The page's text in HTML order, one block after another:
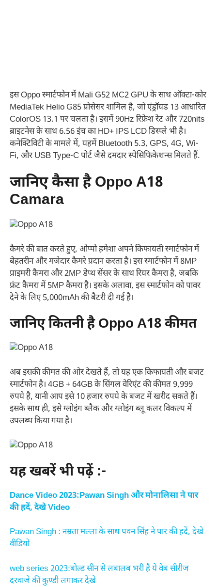
इस Oppo स्मार्टफोन में Mali G52 MC2 GPU के साथ ऑक्टा-कोर
MediaTek Helio G85 प्रोसेसर शामिल है, जो एंड्रॉयड 13 आधारित
ColorOS 13.1 पर चलता है। इसमें 90Hz रिफ्रेश रेट और 720nits
ब्राइटनेस के साथ 6.56 इंच का HD+ IPS LCD डिस्प्ले भी है।
कनेक्टिविटी के मामले में, यहमें Bluetooth 5.3, GPS, 4G, Wi-
Fi, और USB Type-C पोर्ट जैसे दमदार स्पेसिफिकेशन्स मिलते हैं.
जानिए कैसा है Oppo A18
Camara
कैमरे की बात करते हुए, ओप्पो हमेशा अपने किफायती स्मार्टफोन में
बेहतरीन और मजेदार कैमरे प्रदान करता है। इस स्मार्टफोन में 8MP
प्राइमरी कैमरा और 2MP डेप्थ सेंसर के साथ रियर कैमरा है, जबकि
फ्रंट कैमरा में 5MP कैमरा है। इसके अलावा, इस स्मार्टफोन को पावर
देने के लिए 5,000mAh की बैटरी दी गई है।
जानिए कितनी है Oppo A18 कीमत
अब इसकी कीमत की ओर देखते हैं, तो यह एक किफायती और बजट
स्मार्टफोन है। 4GB + 64GB के सिंगल वेरिएंट की कीमत 9,999
रुपये है, यानी आप इसे 10 हजार रुपये के बजट में खरीद सकते हैं।
इसके साथ ही, इसे ग्लोइंग ब्लैक और ग्लोइंग ब्लू कलर विकल्प में
उपलब्ध किया गया है।
यह खबरें भी पढ़ें :-
Dance Video 2023:Pawan Singh और मोनालिसा ने पार
की हदें, देखे Video
Pawan Singh : नम्रता मल्ला के साथ पवन सिंह ने पार की हदें, देखे
वीडियो
web series 2023:बोल्ड सीन से लबालब भरी है ये वेब सीरीज
दरवाजे की कुण्डी लगाकर देखे